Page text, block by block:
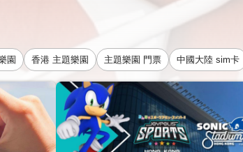
園 香港 主題樂園 主題樂園 門票 中國大陸 sim卡